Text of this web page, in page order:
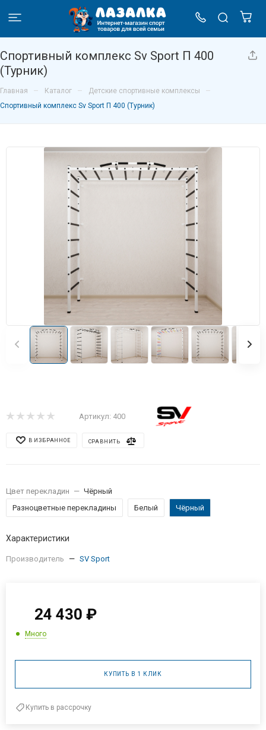
Спортивный комплекс Sv Sport П 400
(Турник)
Главная – Каталог – Детские спортивные комплексы –
Спортивный комплекс Sv Sport П 400 (Турник)
Артикул: 400
В ИЗБРАННОЕ СРАВНИТЬ
Цвет перекладин — Чёрный
Разноцветные перекладины
Белый Чёрный
Характеристики
Производитель — SV Sport
24 430 ₽
Много
КУПИТЬ В 1 КЛИК
Купить в рассрочку